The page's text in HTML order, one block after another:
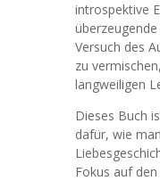
introspektive
Versuch des
zu
langweiligen
Dieses Buch
dafür, wie
Fokus auf